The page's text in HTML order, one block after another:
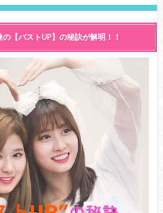
【バストUP】の秘訣が解明！！